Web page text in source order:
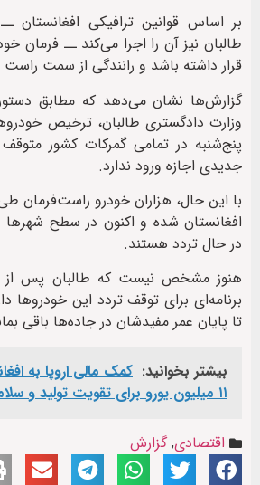
بر اساس قوانین ترافیکی افغانستان
طالبان نیز آن را اجرا می‌کند ــ فرمان
قرار داشته باشد و رانندگی از سمت
گزارش‌ها نشان می‌دهد که مطابق
وزارت دادگستری طالبان، ترخیص
پنج‌شنبه در تمامی گمرکات کشور
جدیدی اجازه ورود ندارد.
با این حال، هزاران خودرو راست‌فرمان
افغانستان شده و اکنون در سطح
در حال تردد هستند.
هنوز مشخص نیست که طالبان پس از
برنامه‌ای برای توقف تردد این خودروها
تا پایان عمر مفیدشان در جاده‌ها باقی
بیشتر بخوانید: کمک مالی اروپا به
۱۱ میلیون یورو برای تقویت تولید و سلامت دام
اقتصادی,گزارش